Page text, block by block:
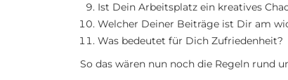
Ist Dein Arbeitsplatz ein kreatives
Welcher Deiner Beiträge ist Dir am
Was bedeutet für Dich Zufriedenheit?
So das wären nun noch die Regeln rund